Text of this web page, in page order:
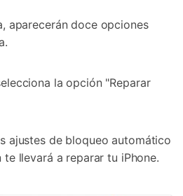
aparecerán doce opciones
la opción "Reparar
ajustes de bloqueo automático
llevará a reparar tu iPhone.